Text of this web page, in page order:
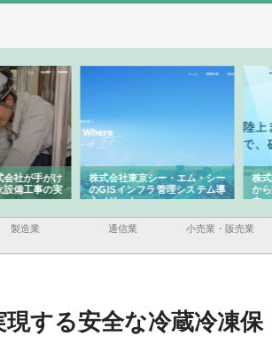
会社が手がけ
設備工事の実
株式会社東京シー・エム・シー
のGISインフラ管理システム導
入メリット
株
か
由
製造業 通信業 小売業・販売業
する安全な冷蔵冷凍保